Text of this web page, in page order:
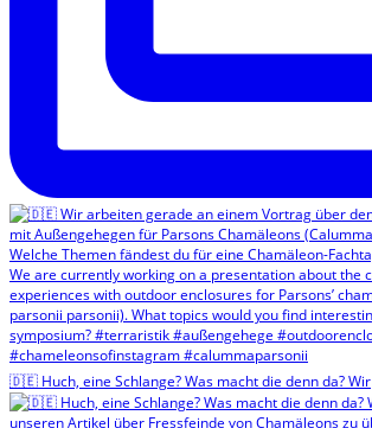
🇩🇪 Huch, eine Schlange? Was macht die denn da? Wir